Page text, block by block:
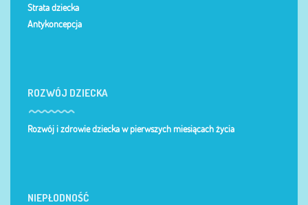
Strata dziecka
Antykoncepcja
ROZWÓJ DZIECKA
Rozwój i zdrowie dziecka w pierwszych miesiącach życia
NIEPŁODNOŚĆ